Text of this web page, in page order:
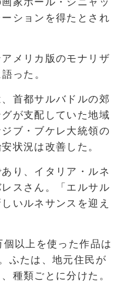
ションを得たとされ
メリカ版のモナリザ
った。
首都サルバドルの郊
が支配していた地域
ブ・ブケレ大統領の
状況は改善した。
り、イタリア・ルネ
スさん。「エルサル
いルネサンスを迎え
以上を使った作品は
ふたは、地元住民が
種類ごとに分けた。